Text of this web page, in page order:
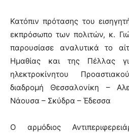
Κατόπιν πρότασης του
εκπρόσωπο των πολιτών, κ.
παρουσίασε αναλυτικά το
Ημαθίας και της Πέλλας
ηλεκτροκίνητου
διαδρομή Θεσσαλονίκη –
Νάουσα – Σκύδρα – Έδεσσα
Ο αρμόδιος